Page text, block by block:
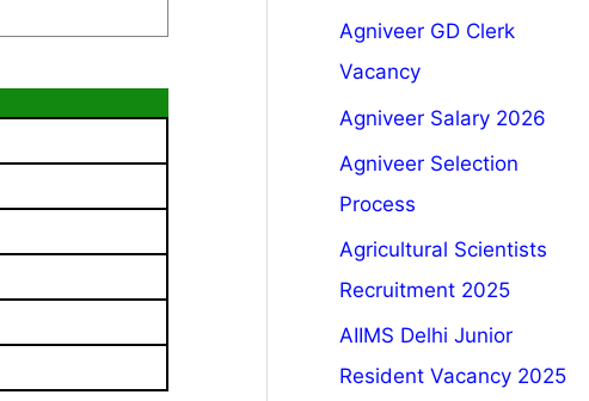
Agniveer GD Clerk
Vacancy
Agniveer Salary 2026
Agniveer Selection
Process
Agricultural Scientists
Recruitment 2025
AIIMS Delhi Junior
Resident Vacancy 2025